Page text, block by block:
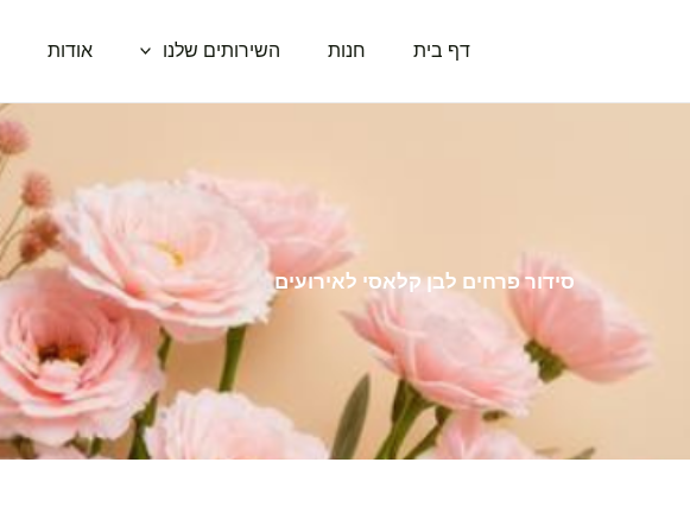
דף בית חנות השירותים שלנו אודות
סידור פרחים לבן קלאסי לאירועים